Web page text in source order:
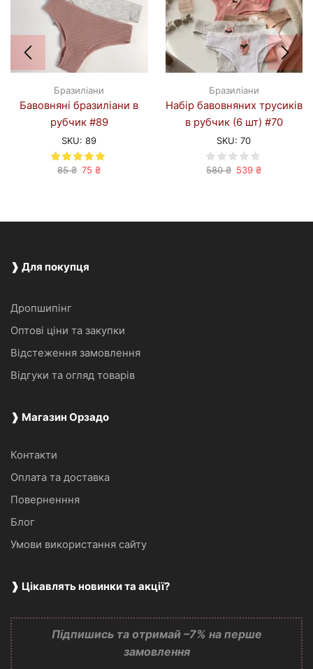
Бразиліани
Бавовняні бразиліани в
рубчик #89
SKU:89
85₴ Оригінальна
75₴Поточна
Бразиліани
Набір бавовняних трусиків
в рубчик (6 шт) #70
SKU:70
580₴ Оригінальна
539₴Поточна
❱ Для покупця
Дропшипінг
Оптові ціни та закупки
Відстеження замовлення
Відгуки та огляд товарів
❱ Магазин Орзадо
Контакти
Оплата та доставка
Поверненння
Блог
Умови використання сайту
❱ Цікавлять новинки та акції?
Підпишись та отримай –7% на перше
замовлення